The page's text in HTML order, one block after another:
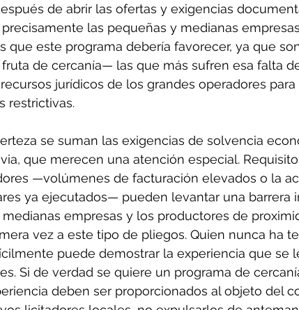
de abrir las ofertas y exigencias
las pequeñas y medianas
que este programa debería favorecer, ya que
de cercanía— las que más sufren esa falta
jurídicos de los grandes operadores para
restrictivas.
se suman las exigencias de solvencia
que merecen una atención especial.
—volúmenes de facturación elevados o la
ya ejecutados— pueden levantar una barrera
empresas y los productores de
vez a este tipo de pliegos. Quien nunca ha
puede demostrar la experiencia que se
Si de verdad se quiere un programa de
deben ser proporcionados al objeto del